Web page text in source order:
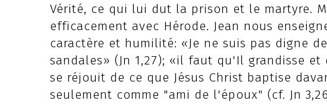
Vérité, ce qui lui dut la prison et le martyre.
efficacement avec Hérode. Jean nous
caractère et humilité: «Je ne suis pas digne
sandales» (Jn 1,27); «il faut qu'Il grandisse
se réjouit de ce que Jésus Christ baptise
seulement comme "ami de l'époux" (cf. Jn